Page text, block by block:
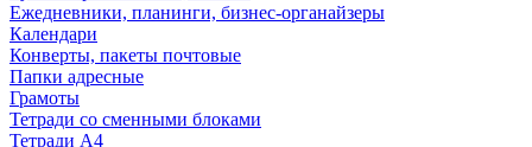
Ежедневники, планинги, бизнес-органайзеры
Календари
Конверты, пакеты почтовые
Папки адресные
Грамоты
Тетради со сменными блоками
Тетради А4